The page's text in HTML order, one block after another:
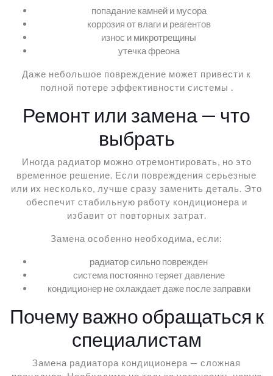
попадание камней и мусора
коррозия от влаги и реагентов
износ и микротрещины
утечка фреона
Даже небольшое повреждение может привести к
полной потере эффективности системы .
Ремонт или замена — что
выбрать
Иногда радиатор можно отремонтировать, но это
временное решение. Если повреждения серьезные
или их несколько, лучше сразу заменить деталь. Это
обеспечит стабильную работу кондиционера и
избавит от повторных затрат.
Замена особенно необходима, если:
радиатор сильно поврежден
система постоянно теряет давление
кондиционер не охлаждает даже после заправки
Почему важно обращаться к
специалистам
Замена радиатора кондиционера — сложная